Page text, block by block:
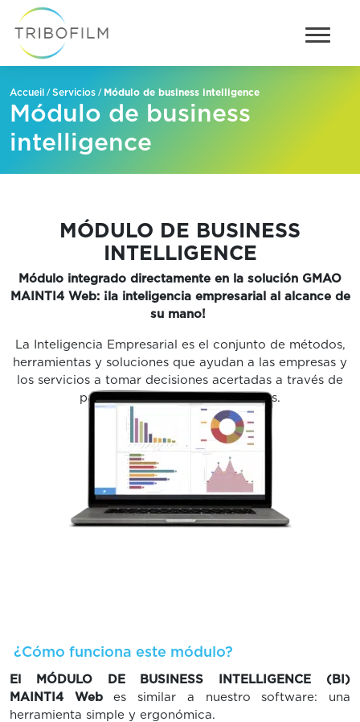
Accueil /Servicios / Módulo de business intelligence
Módulo de business
intelligence
MÓDULO DE BUSINESS
INTELLIGENCE
Módulo integrado directamente en la solución GMAO
MAINTI4 Web: ¡la inteligencia empresarial al alcance de
su mano!
La Inteligencia Empresarial es el conjunto de métodos,
herramientas y soluciones que ayudan a las empresas y
los servicios a tomar decisiones acertadas a través de
paneles de control e indicadores.
¿Cómo funciona este módulo?
El MÓDULO DE BUSINESS INTELLIGENCE (BI)
MAINTI4 Webes similar a nuestro software: una
herramienta simple y ergonómica.